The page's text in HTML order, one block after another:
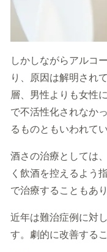
しかしながらアルコ
り、原因は解明され
層、男性よりも女性
で不活性化されなか
るものともいわれてい
酒さの治療としては
く飲酒を控えるよう
で治療することもあり
近年は難治症例に対
す。劇的に改善する